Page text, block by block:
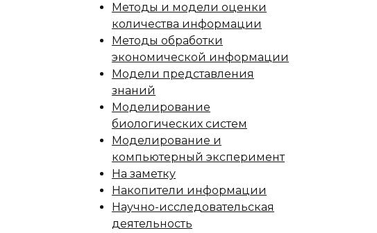
Методы и модели оценки
количества информации
Методы обработки
экономической информации
Модели представления
знаний
Моделирование
биологических систем
Моделирование и
компьютерный эксперимент
На заметку
Накопители информации
Научно-исследовательская
деятельность